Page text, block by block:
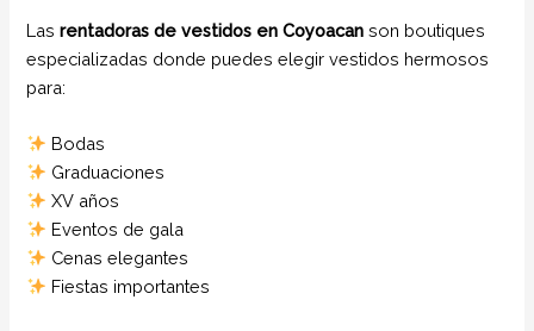
Lasrentadoras de vestidos en Coyoacanson boutiques
especializadas donde puedes elegir vestidos hermosos
para:
Bodas
Graduaciones
XV años
Eventos de gala
Cenas elegantes
Fiestas importantes